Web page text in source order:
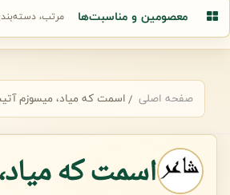
معصومین و مناسبت‌ها مرتب،
صفحه اصلی اسمت که میاد، میسوزم
اسمت که